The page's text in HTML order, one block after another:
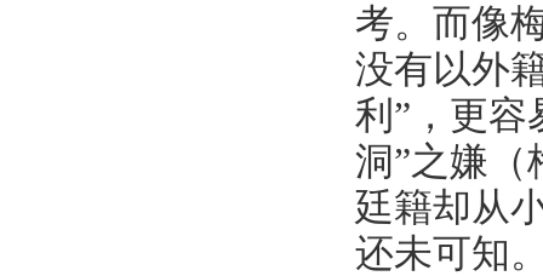
考。而像
没有以外
利”，更容
洞”之嫌（
廷籍却从
还未可知